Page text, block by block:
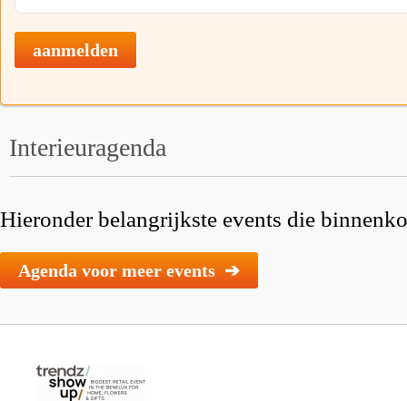
aanmelden
Interieuragenda
Hieronder belangrijkste events die
Agenda voor meer events ➔